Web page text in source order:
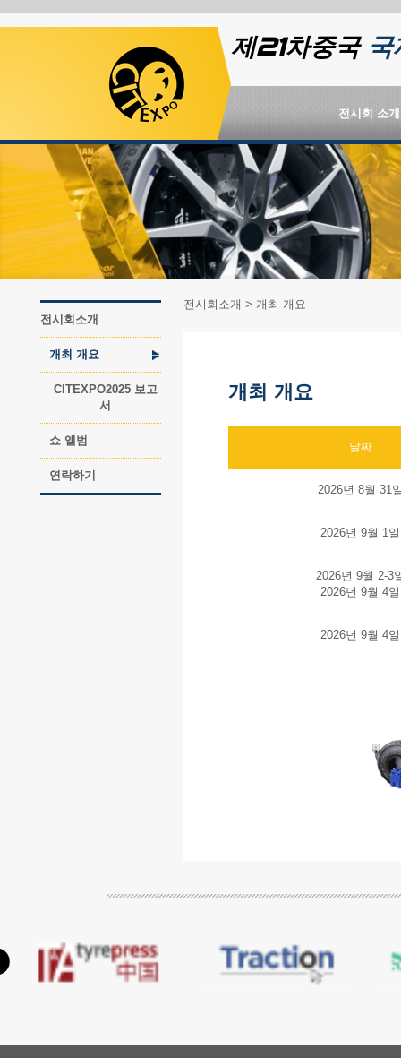
제21차중국 국
전시회 소개
전시회소개
개최 개요
CITEXPO2025 보고
서
쇼 앨범
연락하기
전시회소개 > 개최 개요
개최 개요
날짜
2026년 8월 31
2026년 9월 1일
2026년 9월 2-3
2026년 9월 4일
2026년 9월 4일